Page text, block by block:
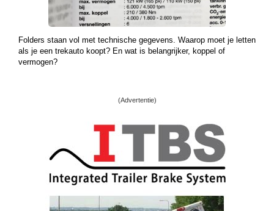
Folders staan vol met technische gegevens. Waarop moet je letten
als je een trekauto koopt? En wat is belangrijker, koppel of
vermogen?
(Advertentie)